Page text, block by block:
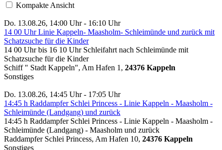
Kompakte Ansicht
Do. 13.08.26, 14:00 Uhr - 16:10 Uhr
14 00 Uhr Linie Kappeln- Maasholm- Schleimünde und zurück mit
Schatzsuche für die Kinder
14 00 Uhr bis 16 10 Uhr Schleifahrt nach Schleimünde mit
Schatzsuche für die Kinder
Schiff " Stadt Kappeln", Am Hafen 1, 24376 Kappeln
Sonstiges
Do. 13.08.26, 14:45 Uhr - 17:05 Uhr
14:45 h Raddampfer Schlei Princess - Linie Kappeln - Maasholm -
Schleimünde (Landgang) und zurück
14:45 h Raddampfer Schlei Princess - Linie Kappeln - Maasholm -
Schleimünde (Landgang) - Maasholm und zurück
Raddampfer Schlei Princess, Am Hafen 10, 24376 Kappeln
Sonstiges